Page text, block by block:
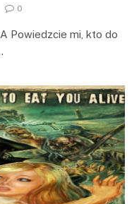
0
Powiedzcie mi, kto do